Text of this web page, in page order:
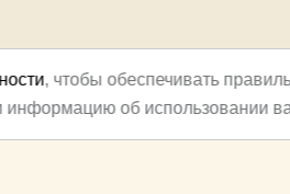
, чтобы обеспечивать
об использовании